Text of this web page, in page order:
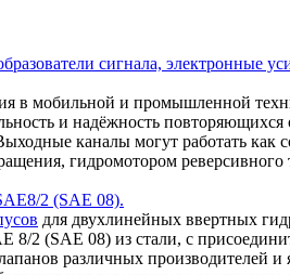
сигнала, электронные
в мобильной и промышленной
и надёжность
каналы могут работать как
гидромотором
2 (SAE 08).
для двухлинейных ввертных
8/2 (SAE 08) из стали, с
различных производителей и